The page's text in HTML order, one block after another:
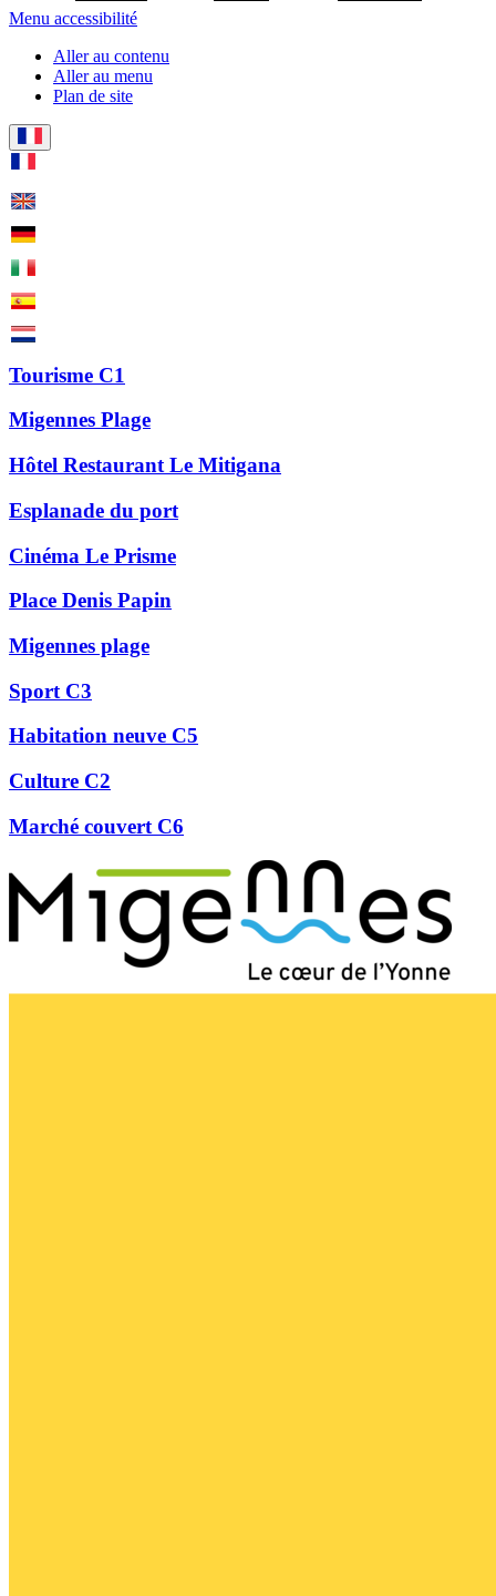
Menu accessibilité
Aller au contenu
Aller au menu
Plan de site
Tourisme C1
Migennes Plage
Hôtel Restaurant Le Mitigana
Esplanade du port
Cinéma Le Prisme
Place Denis Papin
Migennes plage
Sport C3
Habitation neuve C5
Culture C2
Marché couvert C6
Précédent
Suivant